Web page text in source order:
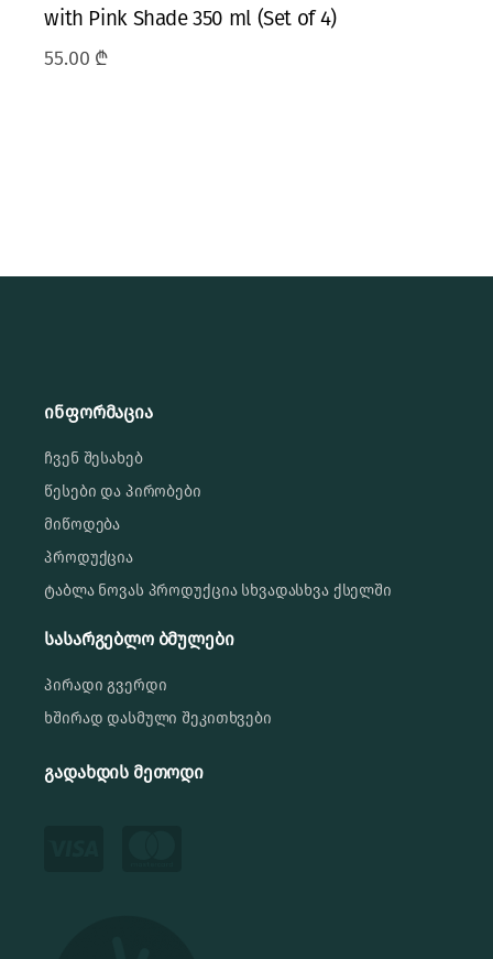
with Pink Shade 350 ml (Set of 4)
55.00 ₾
ინფორმაცია
ჩვენ შესახებ
წესები და პირობები
მიწოდება
პროდუქცია
ტაბლა ნოვას პროდუქცია სხვადასხვა ქსელში
სასარგებლო ბმულები
პირადი გვერდი
ხშირად დასმული შეკითხვები
გადახდის მეთოდი